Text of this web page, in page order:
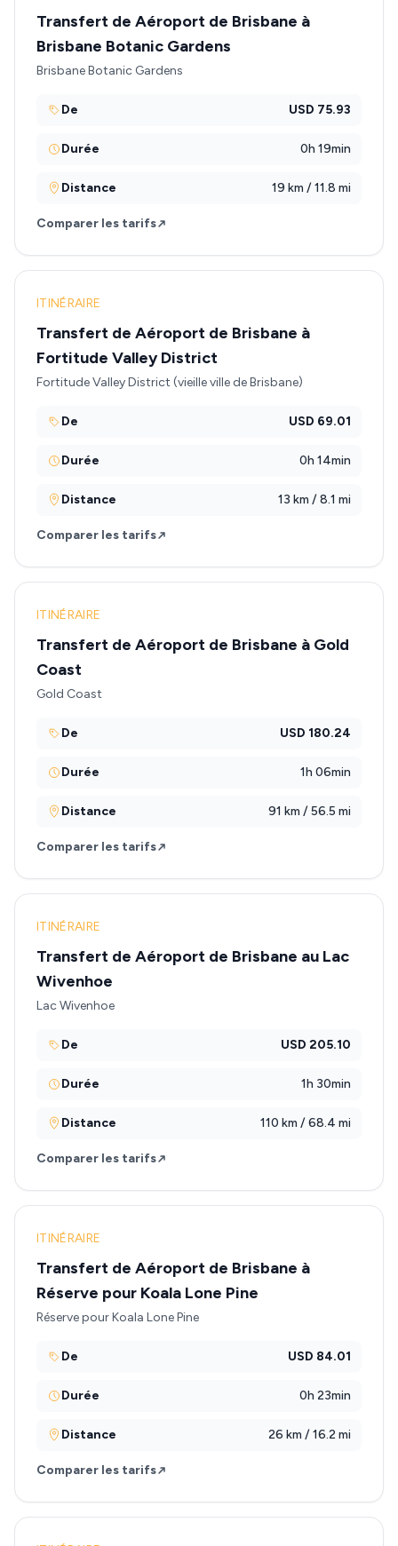
Transfert de Aéroport de Brisbane à
Brisbane Botanic Gardens
Brisbane Botanic Gardens
De USD 75.93
Durée 0h 19min
Distance 19 km / 11.8 mi
Comparer les tarifs
ITINÉRAIRE
Transfert de Aéroport de Brisbane à
Fortitude Valley District
Fortitude Valley District (vieille ville de Brisbane)
De USD 69.01
Durée 0h 14min
Distance 13 km / 8.1 mi
Comparer les tarifs
ITINÉRAIRE
Transfert de Aéroport de Brisbane à Gold
Coast
Gold Coast
De USD 180.24
Durée 1h 06min
Distance 91 km / 56.5 mi
Comparer les tarifs
ITINÉRAIRE
Transfert de Aéroport de Brisbane au Lac
Wivenhoe
Lac Wivenhoe
De USD 205.10
Durée 1h 30min
Distance 110 km / 68.4 mi
Comparer les tarifs
ITINÉRAIRE
Transfert de Aéroport de Brisbane à
Réserve pour Koala Lone Pine
Réserve pour Koala Lone Pine
De USD 84.01
Durée 0h 23min
Distance 26 km / 16.2 mi
Comparer les tarifs